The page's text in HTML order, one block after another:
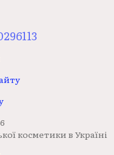
косметики в Україні